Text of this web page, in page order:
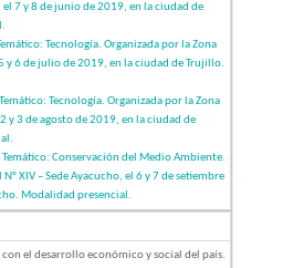
el 7 y 8 de junio de 2019, en la ciudad de
Tecnología. Organizada por la Zona
y 6 de julio de 2019, en la ciudad de Trujillo.
Tecnología. Organizada por la Zona
2 y 3 de agosto de 2019, en la ciudad de
Conservación del Medio Ambiente.
XIV – Sede Ayacucho, el 6 y 7 de setiembre
Modalidad presencial.
el desarrollo económico y social del país.